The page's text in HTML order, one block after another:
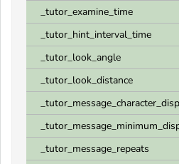
_tutor_examine_time
_tutor_hint_interval_time
_tutor_look_angle
_tutor_look_distance
_tutor_message_repeats